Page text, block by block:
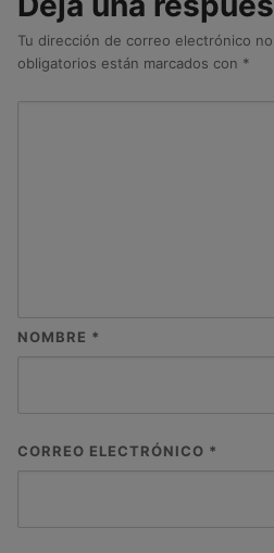
Tu dirección de correo electrónico
obligatorios están marcados con *
NOMBRE *
CORREO ELECTRÓNICO *